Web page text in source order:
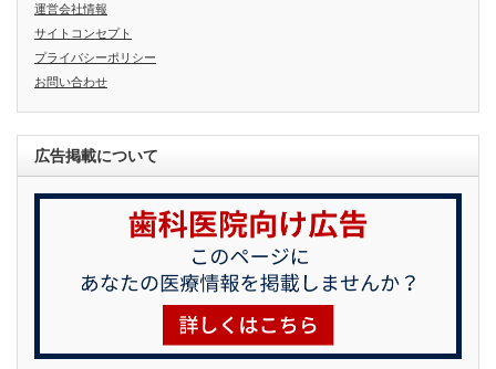
運営会社情報
サイトコンセプト
プライバシーポリシー
お問い合わせ
広告掲載について